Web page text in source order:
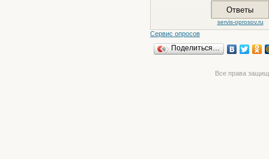
Сервис опросов
Поделиться…
Все права